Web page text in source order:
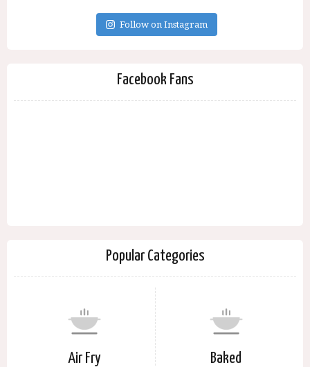
Follow on Instagram
Facebook Fans
Popular Categories
Air Fry Baked